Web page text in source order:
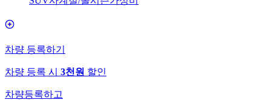
차량 등록하기
차량 등록 시 3천원 할인
차량등록하고